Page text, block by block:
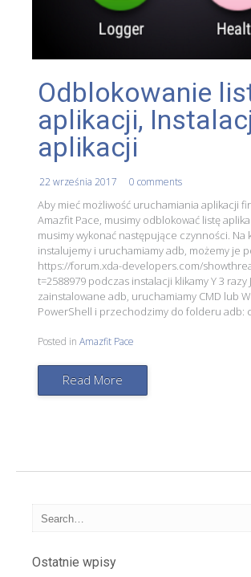
Odblokowanie
aplikacji,
aplikacji
22 września 2017 0 comments
Aby mieć możliwość uruchamiania aplikacji
Amazfit Pace, musimy odblokować listę
musimy wykonać następujące czynności. Na
instalujemy i uruchamiamy adb, możemy je
https://forum.xda-developers.com/
t=2588979 podczas instalacji klikamy Y 3 razy
zainstalowane adb, uruchamiamy CMD lub
PowerShell i przechodzimy do folderu adb:
Posted inAmazfit Pace
Read More
Ostatnie wpisy